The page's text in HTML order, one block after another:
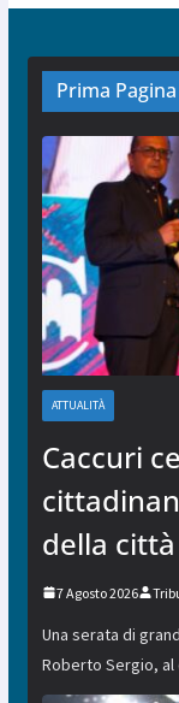
Prima Pagina
ATTUALITÀ
Caccuri
della
7 Agosto 2026
Una serata di
Roberto Sergio, al